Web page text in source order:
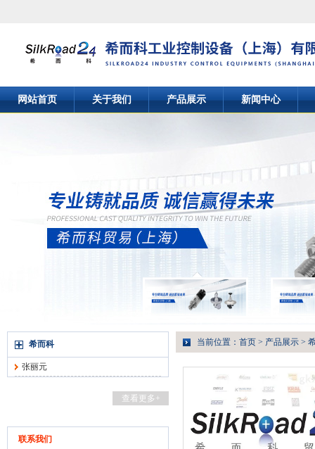
网站首页 关于我们 产品展示 新闻中心
希而科
张丽元
查看更多+
联系我们
当前位置： 首页 > 产品展示 >